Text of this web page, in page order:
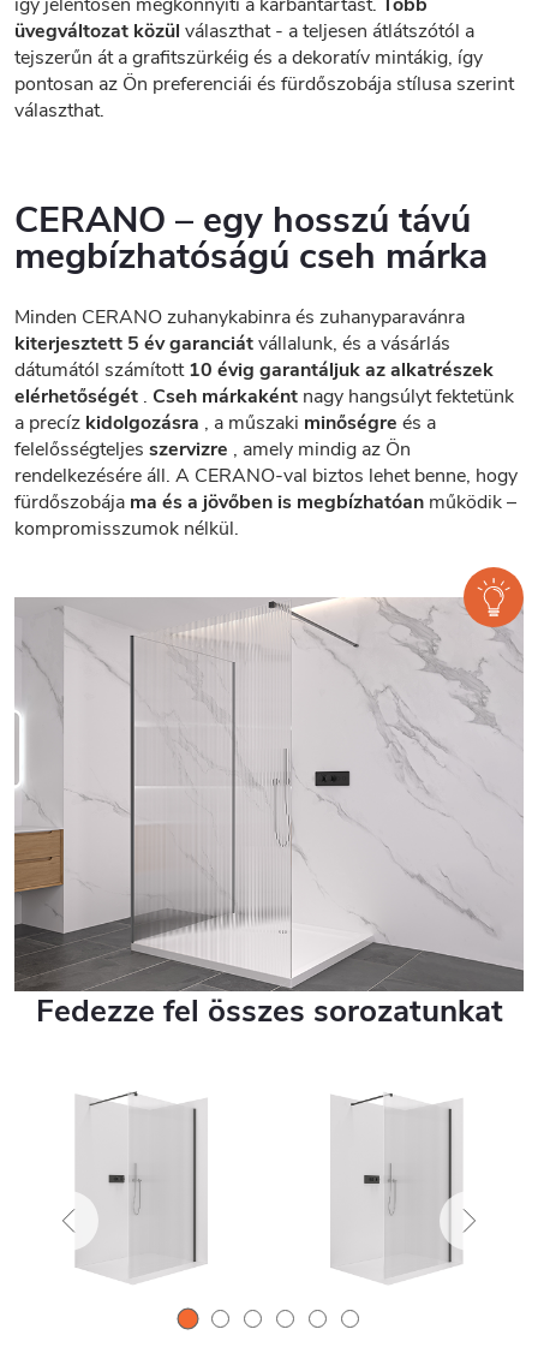
üvegváltozat közül választhat - a teljesen átlátszótól a
tejszerűn át a grafitszürkéig és a dekoratív mintákig, így
pontosan az Ön preferenciái és fürdőszobája stílusa szerint
választhat.
CERANO – egy hosszú távú
megbízhatóságú cseh márka
Minden CERANO zuhanykabinra és zuhanyparavánra
kiterjesztett 5 év garanciátvállalunk, és a vásárlás
dátumától számított10 évig garantáljuk az alkatrészek
elérhetőségét . Cseh márkaként nagy hangsúlyt fektetünk
a precíz kidolgozásra , a műszaki minőségre és a
felelősségteljes szervizre , amely mindig az Ön
rendelkezésére áll. A CERANO-val biztos lehet benne, hogy
fürdőszobája ma és a jövőben is megbízhatóan működik –
kompromisszumok nélkül.
Fedezze fel összes sorozatunkat